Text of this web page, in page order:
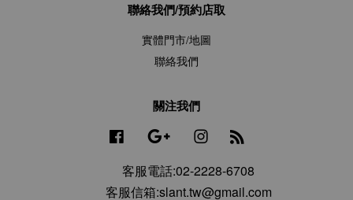
聯絡我們/預約店取
實體門市/地圖
聯絡我們
關注我們
Facebook Google Instagram
客服電話:02-2228-6708
客服信箱:slant.tw@gmail.com